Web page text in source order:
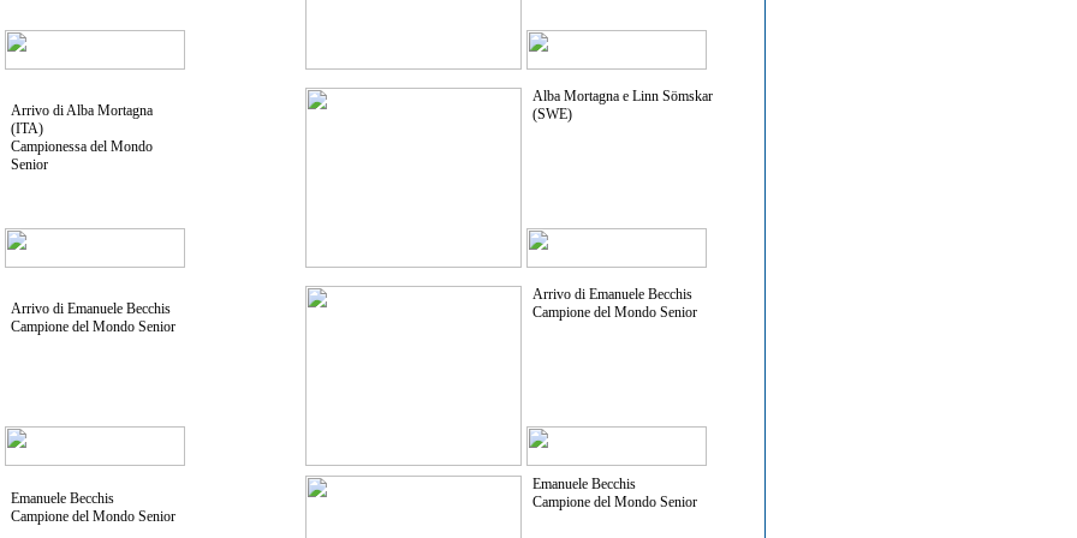
Arrivo di Alba Mortagna
(ITA)
Campionessa del Mondo
Senior
Alba Mortagna e Linn Sömskar
(SWE)
Arrivo di Emanuele Becchis
Campione del Mondo Senior
Arrivo di Emanuele Becchis
Campione del Mondo Senior
Emanuele Becchis
Campione del Mondo Senior
Emanuele Becchis
Campione del Mondo Senior